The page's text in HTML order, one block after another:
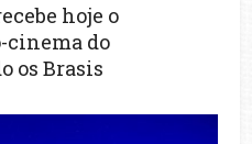
hoje o
do
os Brasis